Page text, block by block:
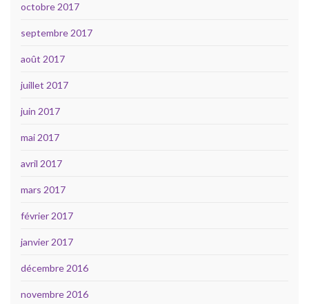
octobre 2017
septembre 2017
août 2017
juillet 2017
juin 2017
mai 2017
avril 2017
mars 2017
février 2017
janvier 2017
décembre 2016
novembre 2016